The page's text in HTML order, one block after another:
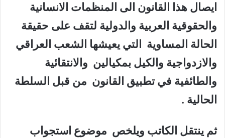
ايصال هذا القانون الى المنظمات الانسانية
والحقوقية العربية والدولية لتقف على حقيقة
الحالة المساوية التي يعيشها الشعب العراقي
والازدواجية والكيل بمكيالين والانتقائية
والطائفية في تطبيق القانون من قبل السلطة
الحالية .
ثم ينتقل الكاتب ويلخص موضوع استجواب